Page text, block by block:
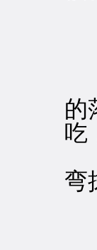
“
“
“
的
吃
“
弯
“
“